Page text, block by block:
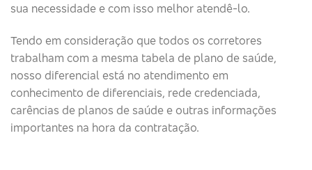
sua necessidade e com isso melhor atendê-lo.
Tendo em consideração que todos os corretores
trabalham com a mesma tabela de plano de saúde,
nosso diferencial está no atendimento em
conhecimento de diferenciais, rede credenciada,
carências de planos de saúde e outras informações
importantes na hora da contratação.